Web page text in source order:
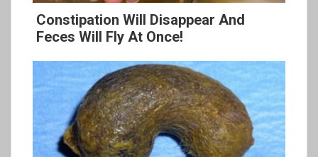
Constipation Will Disappear And
Feces Will Fly At Once!